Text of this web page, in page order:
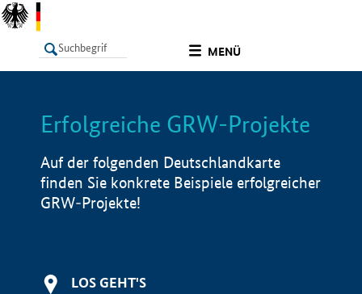
MENÜ
LISTE Info
Erfolgreiche GRW-Projekte
Auf der folgenden Deutschlandkarte
finden Sie konkrete Beispiele erfolgreicher
GRW-Projekte!
LOS GEHT'S